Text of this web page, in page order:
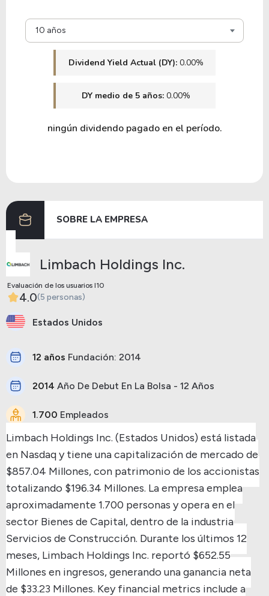
10 años
Dividend Yield Actual (DY): 0.00%
DY medio de 5 años: 0.00%
ningún dividendo pagado en el período.
SOBRE LA EMPRESA
Limbach Holdings Inc.
Evaluación de los usuarios I10
4.0(5 personas)
Estados Unidos
12 años Fundación: 2014
2014 Año De Debut En La Bolsa - 12 Años
1.700 Empleados
Limbach Holdings Inc. (Estados Unidos) está listada
en Nasdaq y tiene una capitalización de mercado de
$857.04 Millones, con patrimonio de los accionistas
totalizando $196.34 Millones. La empresa emplea
aproximadamente 1.700 personas y opera en el
sector Bienes de Capital, dentro de la industria
Servicios de Construcción. Durante los últimos 12
meses, Limbach Holdings Inc. reportó $652.55
Millones en ingresos, generando una ganancia neta
de $33.23 Millones. Key financial metrics include a